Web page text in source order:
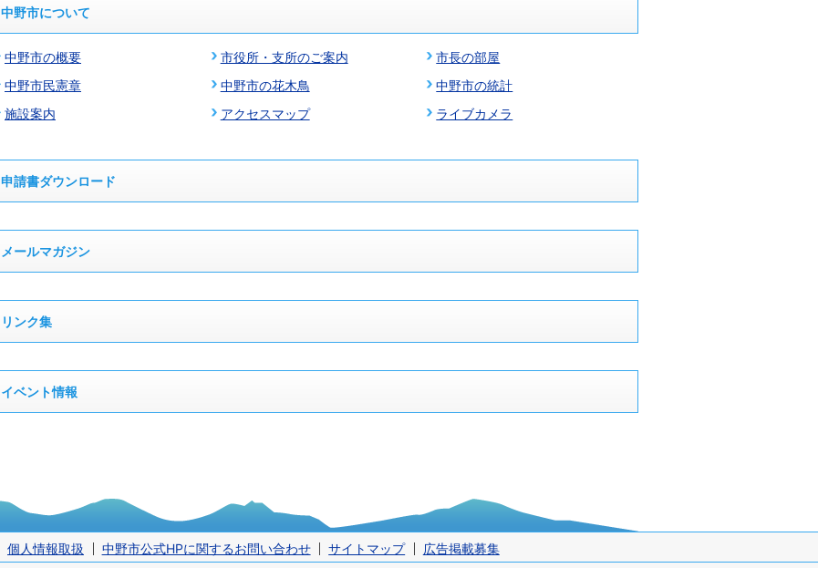
中野市について
中野市の概要 市役所・支所のご案内
市長の部屋
中野市民憲章
中野市の花木鳥
中野市の統計
施設案内
アクセスマップ ライブカメラ
申請書ダウンロード
メールマガジン
リンク集
イベント情報
個人情報取扱 中野市公式HPに関するお問い合わせ サイトマップ 広告掲載募集